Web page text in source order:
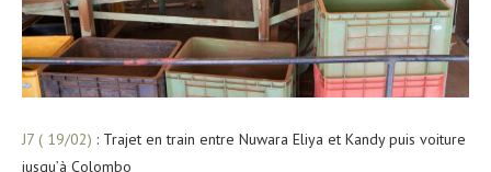
J7 ( 19/02) : Trajet en train entre Nuwara Eliya et Kandy puis voiture
jusqu’à Colombo